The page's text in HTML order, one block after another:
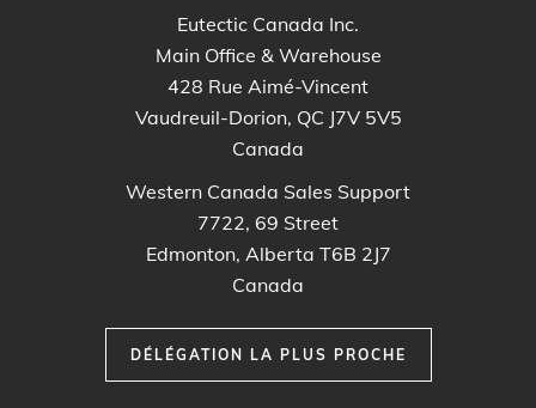
Eutectic Canada Inc.
Main Office & Warehouse
428 Rue Aimé-Vincent
Vaudreuil-Dorion, QC J7V 5V5
Canada
Western Canada Sales Support
7722, 69 Street
Edmonton, Alberta T6B 2J7
Canada
DÉLÉGATION LA PLUS PROCHE